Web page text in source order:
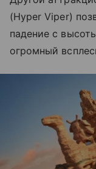
(Hyper Viper)
падение с
огромный